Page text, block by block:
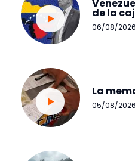
de la
06/08/2026
La
05/08/2026